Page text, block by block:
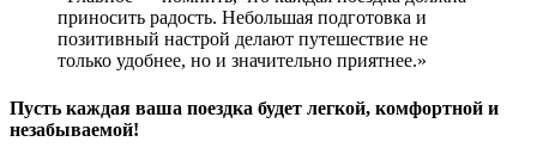
приносить радость. Небольшая подготовка и
позитивный настрой делают путешествие не
только удобнее, но и значительно приятнее.»
Пусть каждая ваша поездка будет легкой, комфортной и
незабываемой!